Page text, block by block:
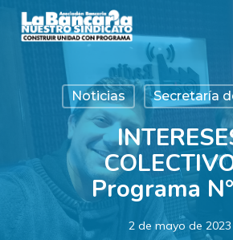
main
Noticias Secretaría
Programa
2 de mayo de 2023